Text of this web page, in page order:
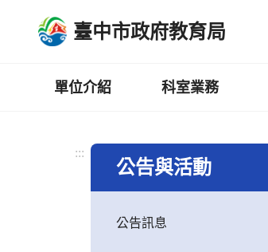
臺中市政府教育局
單位介紹 科室業務
:::
公告與活動
公告訊息